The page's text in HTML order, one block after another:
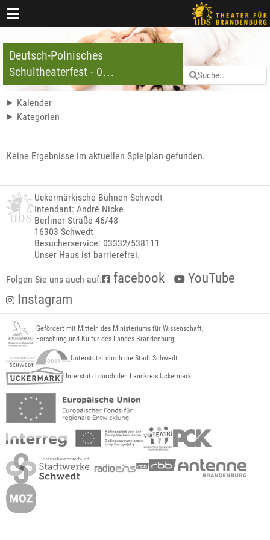
Deutsch-Polnisches
Schultheaterfest - 0
Veranstaltungen
Kalender
Kategorien
Keine Ergebnisse im aktuellen Spielplan gefunden.
Uckermärkische Bühnen Schwedt
Intendant: André Nicke
Berliner Straße 46/48
16303 Schwedt
Besucherservice: 03332/538111
Unser Haus ist barrierefrei.
Folgen Sie uns auch auf: facebook
YouTube
Instagram
Gefördert mit Mitteln des Ministeriums für Wissenschaft,
Forschung und Kultur des Landes Brandenburg.
Unterstützt durch die Stadt Schwedt.
Unterstützt durch den Landkreis Uckermark.